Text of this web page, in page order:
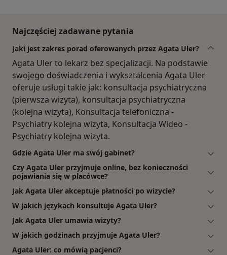
Najczęściej zadawane pytania
Jaki jest zakres porad oferowanych przez Agata Uler?
Agata Uler to lekarz bez specjalizacji. Na podstawie
swojego doświadczenia i wykształcenia Agata Uler
oferuje usługi takie jak: konsultacja psychiatryczna
(pierwsza wizyta), konsultacja psychiatryczna
(kolejna wizyta), Konsultacja telefoniczna -
Psychiatry kolejna wizyta, Konsultacja Wideo -
Psychiatry kolejna wizyta.
Gdzie Agata Uler ma swój gabinet?
Czy Agata Uler przyjmuje online, bez konieczności
pojawiania się w placówce?
Jak Agata Uler akceptuje płatności po wizycie?
W jakich językach konsultuje Agata Uler?
Jak Agata Uler umawia wizyty?
W jakich godzinach przyjmuje Agata Uler?
Agata Uler: co mówią pacjenci?